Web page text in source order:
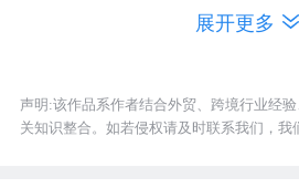
维≥95%，2021年01月出口额为
织劳动布，平米重＞200g，
展开更多
声明:该作品系作者结合外贸、跨境行业经
关知识整合。如若侵权请及时联系我们，我